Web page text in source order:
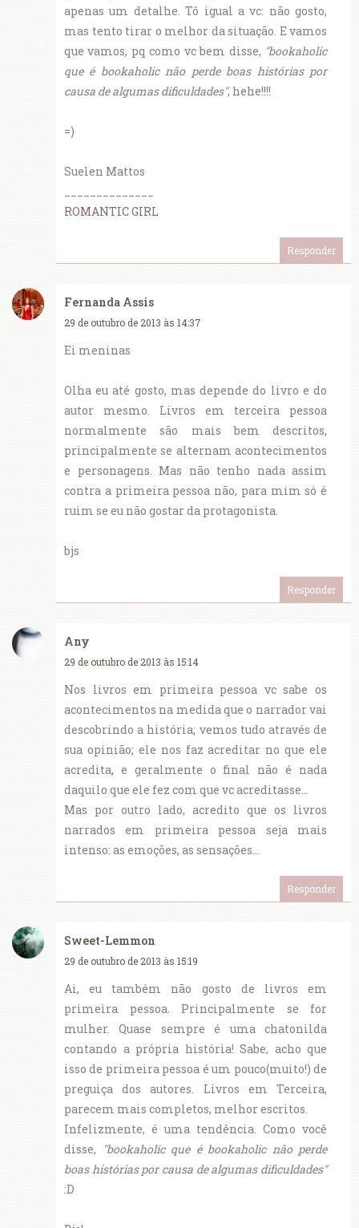
apenas um detalhe. Tô igual a vc: não gosto,
mas tento tirar o melhor da situação. E vamos
que vamos, pq como vc bem disse, "bookaholic
que é bookaholic não perde boas histórias por
causa de algumas dificuldades", hehe!!!!
=)
Suelen Mattos
ROMANTIC GIRL
Responder
Fernanda Assis
29 de outubro de 2013 às 14:37
Ei meninas
Olha eu até gosto, mas depende do livro e do
autor mesmo. Livros em terceira pessoa
normalmente são mais bem descritos,
principalmente se alternam acontecimentos
e personagens. Mas não tenho nada assim
contra a primeira pessoa não, para mim só é
ruim se eu não gostar da protagonista.
bjs
Responder
Any
29 de outubro de 2013 às 15:14
Nos livros em primeira pessoa vc sabe os
acontecimentos na medida que o narrador vai
descobrindo a história; vemos tudo através de
sua opinião; ele nos faz acreditar no que ele
acredita, e geralmente o final não é nada
daquilo que ele fez com que vc acreditasse...
Mas por outro lado, acredito que os livros
narrados em primeira pessoa seja mais
intenso: as emoções, as sensações...
Responder
Sweet-Lemmon
29 de outubro de 2013 às 15:19
Ai, eu também não gosto de livros em
primeira pessoa. Principalmente se for
mulher. Quase sempre é uma chatonilda
contando a própria história! Sabe, acho que
isso de primeira pessoa é um pouco(muito!) de
preguiça dos autores. Livros em Terceira,
parecem mais completos, melhor escritos.
Infelizmente, é uma tendência. Como você
disse,
"bookaholic que é bookaholic não perde
boas histórias por causa de algumas dificuldades"
:D